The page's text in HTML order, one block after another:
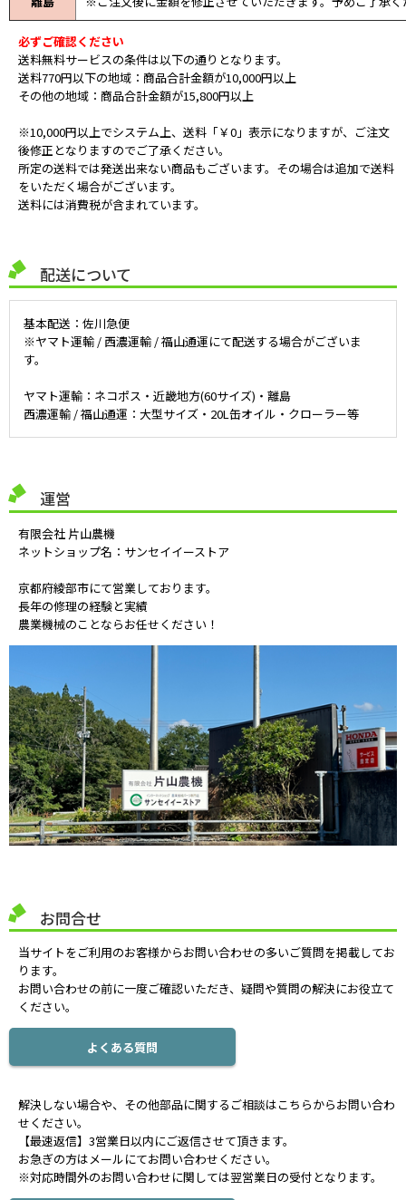
必ずご確認ください
送料無料サービスの条件は以下の通りとなります。
送料770円以下の地域：商品合計金額が10,000円以上
その他の地域：商品合計金額が15,800円以上
※10,000円以上でシステム上、送料「￥0」表示になりますが、ご注文
後修正となりますのでご了承ください。
所定の送料では発送出来ない商品もございます。その場合は追加で送料
をいただく場合がございます。
送料には消費税が含まれています。
配送について
基本配送：佐川急便
※ヤマト運輸 / 西濃運輸 / 福山通運にて配送する場合がございま
す。
ヤマト運輸：ネコポス・近畿地方(60サイズ)・離島
西濃運輸 / 福山通運：大型サイズ・20L缶オイル・クローラー等
運営
有限会社 片山農機
ネットショップ名：サンセイイーストア
京都府綾部市にて営業しております。
長年の修理の経験と実績
農業機械のことならお任せください！
お問合せ
当サイトをご利用のお客様からお問い合わせの多いご質問を掲載してお
ります。
お問い合わせの前に一度ご確認いただき、疑問や質問の解決にお役立て
ください。
よくある質問
解決しない場合や、その他部品に関するご相談はこちらからお問い合わ
せください。
【最速返信】3営業日以内にご返信させて頂きます。
お急ぎの方はメールにてお問い合わせください。
※対応時間外のお問い合わせに関しては翌営業日の受付となります。